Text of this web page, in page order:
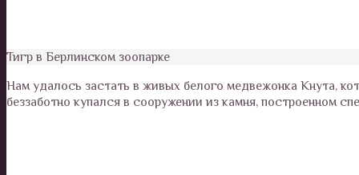
Тигр в Берлинском зоопарке
Нам удалось застать в живых белого медвежонка Кнута,
беззаботно купался в сооружении из камня, построенном